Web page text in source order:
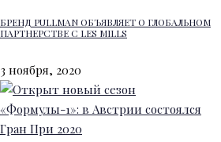
БРЕНД PULLMAN ОБЪЯВЛЯЕТ О ГЛОБАЛЬНОМ
ПАРТНЕРСТВЕ С LES MILLS
3 ноября, 2020